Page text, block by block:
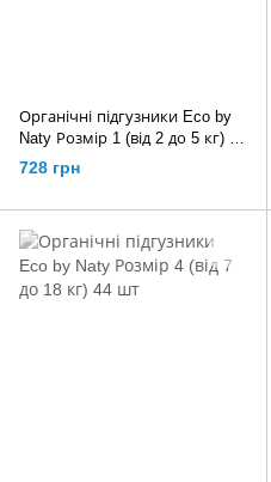
Органічні підгузники Eco by
Naty Розмір 1 (від 2 до 5 кг) 25
шт
728 грн